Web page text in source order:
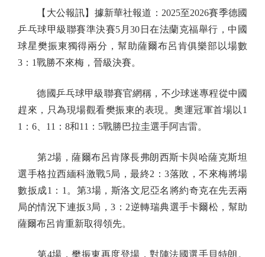
【大公報訊】據新華社報道：2025至2026賽季德國
乒乓球甲級聯賽準決賽5月30日在法蘭克福舉行，中國
球星樊振東獨得兩分，幫助薩爾布呂肯俱樂部以場數
3：1戰勝不來梅，晉級決賽。
德國乒乓球甲級聯賽官網稱，不少球迷專程從中國
趕來，只為現場觀看樊振東的表現。奧運冠軍首場以1
1：6、11：8和11：5戰勝巴拉圭選手阿吉雷。
第2場，薩爾布呂肯隊長弗朗西斯卡與哈薩克斯坦
選手格拉西緬科激戰5局，最終2：3落敗，不來梅將場
數扳成1：1。第3場，斯洛文尼亞名將約奇克在先丟兩
局的情況下連扳3局，3：2逆轉瑞典選手卡爾松，幫助
薩爾布呂肯重新取得領先。
第4場，樊振東再度登場，對陣法國選手貝特朗。